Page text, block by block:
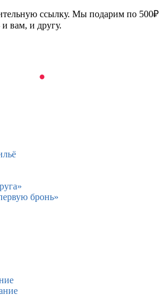
ссылку. Мы подарим по 500₽
вам, и другу.
бронь»